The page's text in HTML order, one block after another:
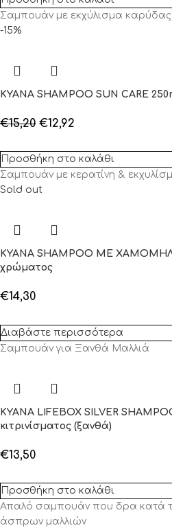
Σαμπουάν με εκχύλισμα καρύδας
-15%
KYANA SHAMPOO SUN CARE
€15,20 €12,92
Προσθήκη στο καλάθι
Σαμπουάν με κερατίνη &
Sold out
KYANA SHAMPOO ΜΕ
χρώματος
€14,30
Διαβάστε περισσότερα
Σαμπουάν για Ξανθά Μαλλιά
KYANA LIFEBOX SILVER
κιτρινίσματος (ξανθά)
€13,50
Προσθήκη στο καλάθι
Απαλό σαμπουάν που δρα κατά
άσπρων μαλλιών